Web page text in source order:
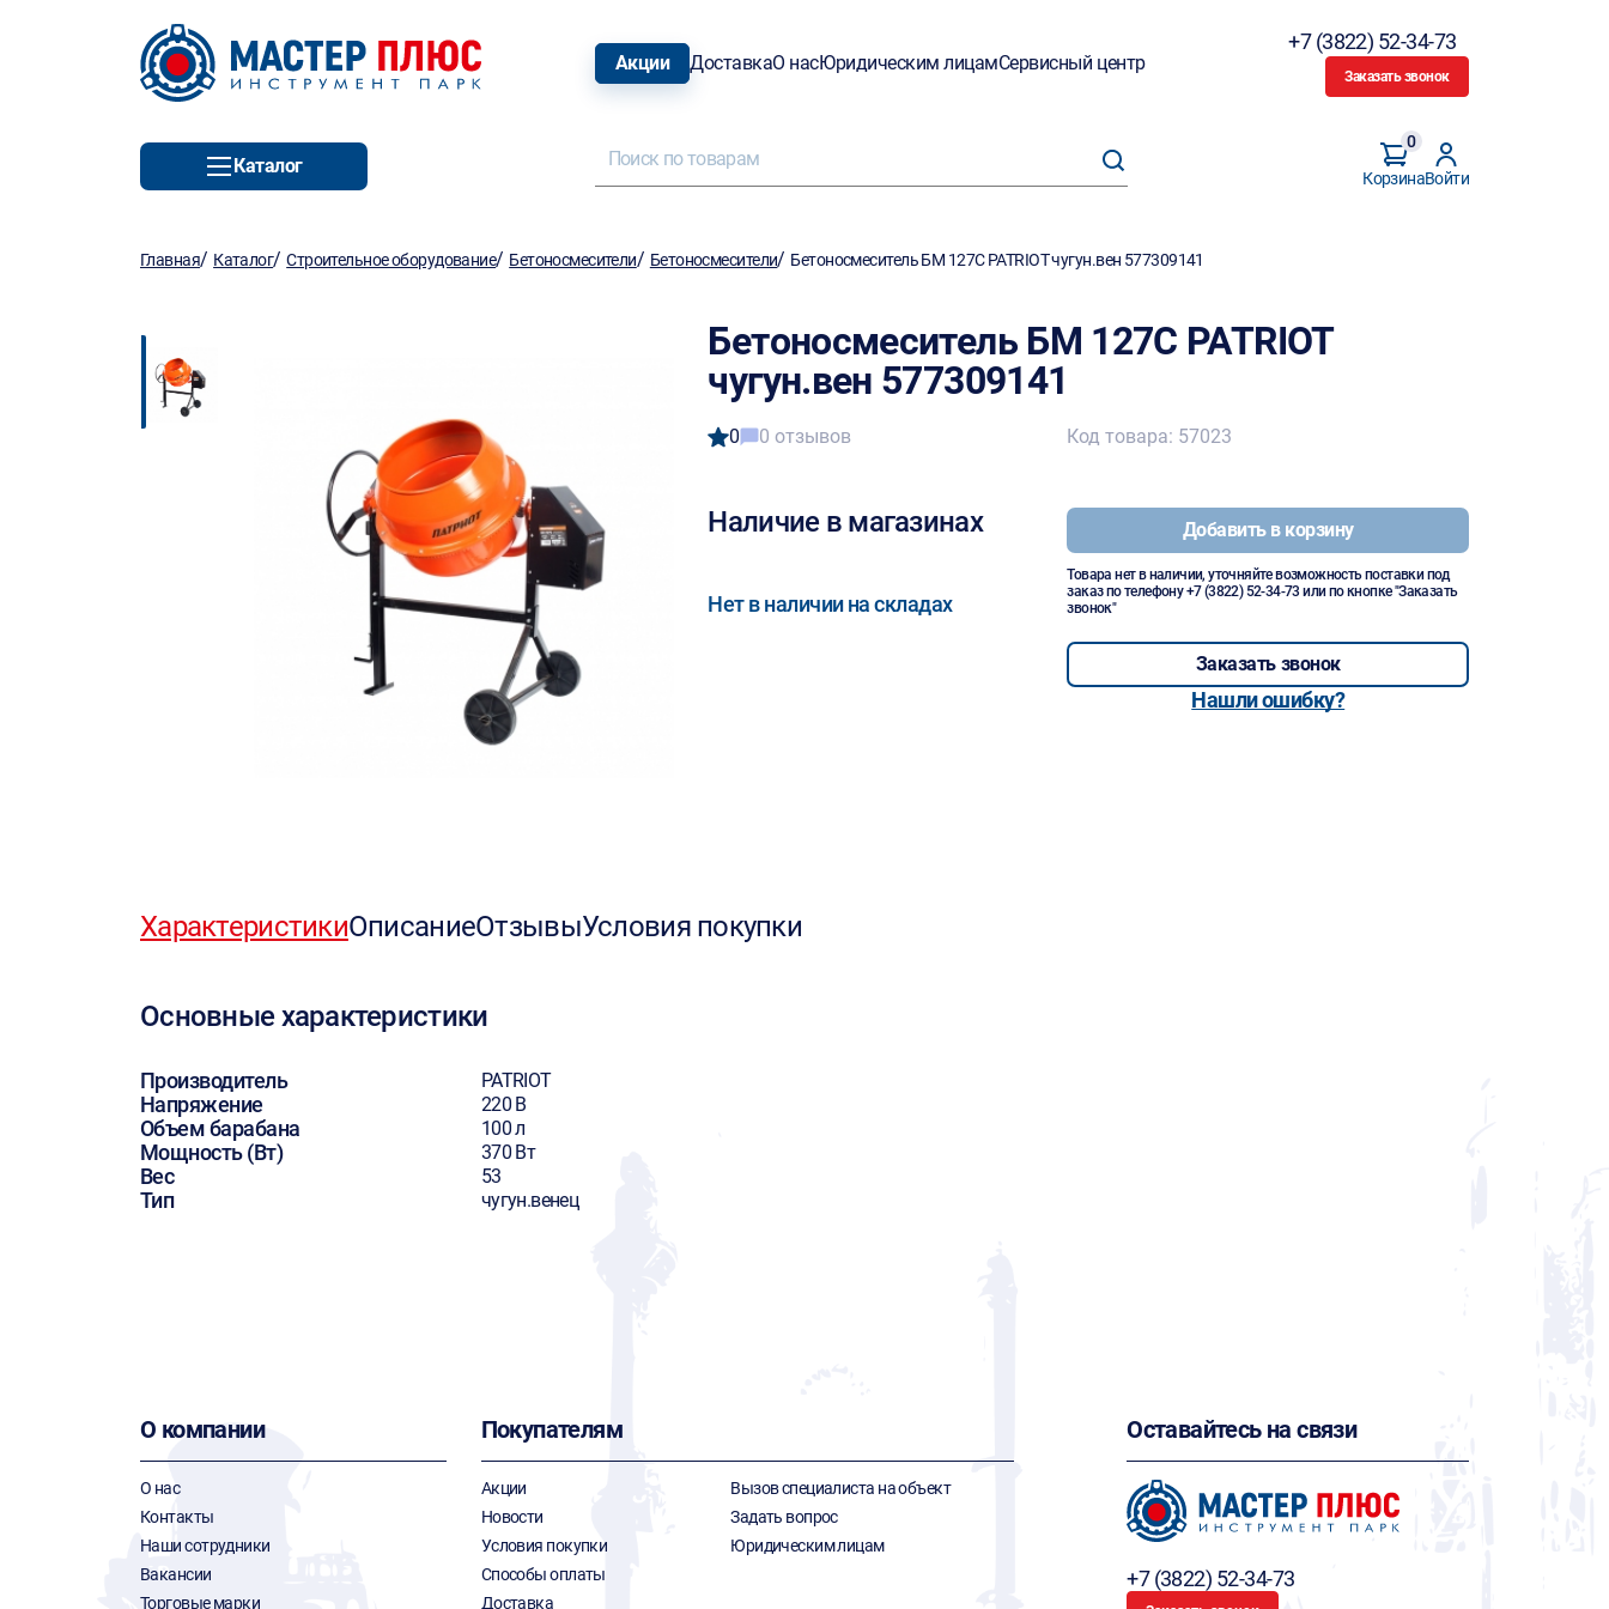
Акции ДоставкаО насЮридическим лицамСервисный центр
+7 (3822) 52-34-73
Заказать звонок
Каталог
Корзина
0
Войти
Главная/ Каталог/Строительное оборудование/ Бетоносмесители/ Бетоносмесители/ Бетоносмеситель БМ 127C PATRIOT чугун.вен 577309141
Бетоносмеситель БМ 127C PATRIOT
чугун.вен 577309141
0 0 отзывов
Наличие в магазинах
Нет в наличии на складах
Код товара: 57023
Добавить в корзину
Товара нет в наличии, уточняйте возможность поставки под
заказ по телефону+7 (3822) 52-34-73 или по кнопке "Заказать
звонок"
Заказать звонок
Нашли ошибку?
ХарактеристикиОписаниеОтзывыУсловия покупки
Основные характеристики
Производитель PATRIOT
Напряжение 220 В
Объем барабана 100 л
Мощность (Вт) 370 Вт
Вес 53
Тип чугун.венец
О компании
О нас
Контакты
Наши сотрудники
Вакансии
Торговые марки
Покупателям
Акции
Новости
Условия покупки
Способы оплаты
Доставка
Вызов специалиста на объект
Задать вопрос
Юридическим лицам
Оставайтесь на связи
+7 (3822) 52-34-73